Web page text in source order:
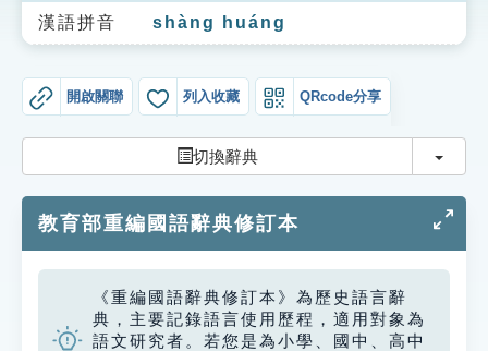
生字詞彙表
成語故事
索引選單
單字索引
生命大百科索引
遊戲專區
漢語拼音 shàng huáng
開啟關聯 列入收藏 QRcode分享
切換辭典 切換
教育部重編國語辭典修訂本
《重編國語辭典修訂本》為歷史語言辭
典，主要記錄語言使用歷程，適用對象為
語文研究者。若您是為小學、國中、高中